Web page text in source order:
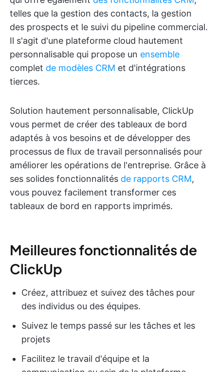
telles que la gestion des contacts, la gestion
des prospects et le suivi du pipeline commercial.
Il s'agit d'une plateforme cloud hautement
personnalisable qui propose un ensemble
complet de modèles CRM et d'intégrations
tierces.
Solution hautement personnalisable, ClickUp
vous permet de créer des tableaux de bord
adaptés à vos besoins et de développer des
processus de flux de travail personnalisés pour
améliorer les opérations de l'entreprise. Grâce à
ses solides fonctionnalités de rapports CRM,
vous pouvez facilement transformer ces
tableaux de bord en rapports imprimés.
Meilleures fonctionnalités de
ClickUp
Créez, attribuez et suivez des tâches pour
des individus ou des équipes.
Suivez le temps passé sur les tâches et les
projets
Facilitez le travail d'équipe et la